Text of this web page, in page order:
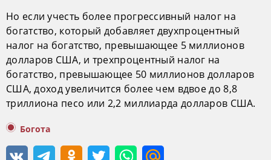
Но если учесть более прогрессивный налог на
богатство, который добавляет двухпроцентный
налог на богатство, превышающее 5 миллионов
долларов США, и трехпроцентный налог на
богатство, превышающее 50 миллионов долларов
США, доход увеличится более чем вдвое до 8,8
триллиона песо или 2,2 миллиарда долларов США.
Богота